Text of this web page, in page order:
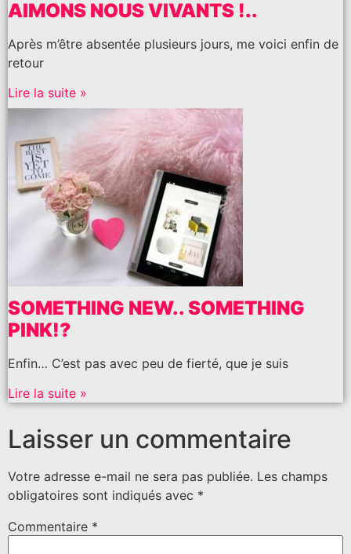
AIMONS NOUS VIVANTS !..
Après m’être absentée plusieurs jours, me voici enfin de
retour
Lire la suite »
SOMETHING NEW.. SOMETHING
PINK!?
Enfin… C’est pas avec peu de fierté, que je suis
Lire la suite »
Laisser un commentaire
Votre adresse e-mail ne sera pas publiée. Les champs
obligatoires sont indiqués avec *
Commentaire *